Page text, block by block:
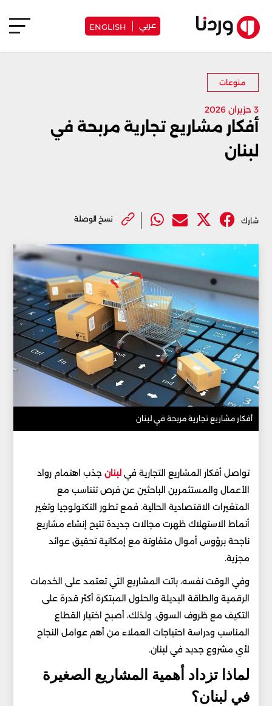
عربي ENGLISH
منوعات
3 حزيران 2026
أفكار مشاريع تجارية مربحة في
لبنان
شارك نسخ الوصلة
أفكار مشاريع تجارية مربحة في لبنان
تواصل أفكار المشاريع التجارية في لبنان جذب اهتمام رواد
الأعمال والمستثمرين الباحثين عن فرص تتناسب مع
المتغيرات الاقتصادية الحالية. فمع تطور التكنولوجيا وتغير
أنماط الاستهلاك ظهرت مجالات جديدة تتيح إنشاء مشاريع
ناجحة برؤوس أموال متفاوتة مع إمكانية تحقيق عوائد
مجزية.
وفي الوقت نفسه، باتت المشاريع التي تعتمد على الخدمات
الرقمية والطاقة البديلة والحلول المبتكرة أكثر قدرة على
التكيف مع ظروف السوق. ولذلك، أصبح اختيار القطاع
المناسب ودراسة احتياجات العملاء من أهم عوامل النجاح
لأي مشروع جديد في لبنان.
لماذا تزداد أهمية المشاريع الصغيرة
في لبنان؟